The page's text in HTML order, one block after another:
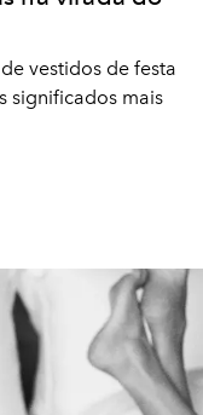
vestidos de festa
significados mais